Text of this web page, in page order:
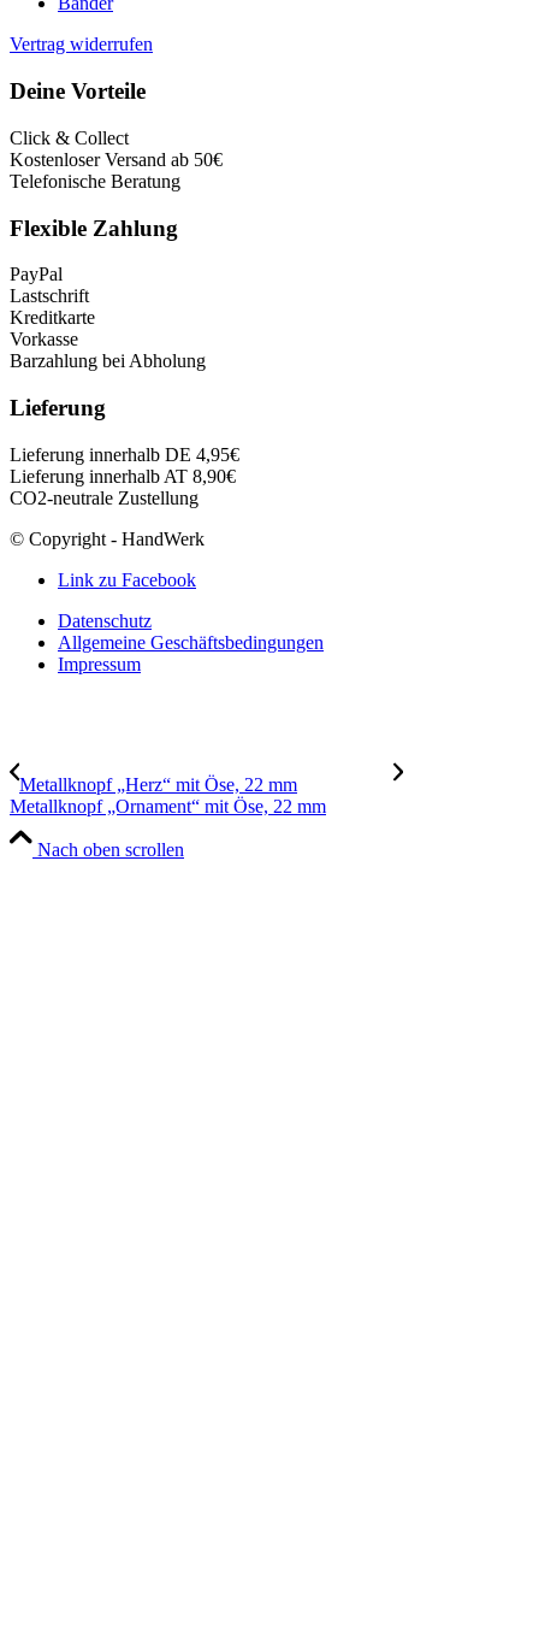
Vertrag widerrufen
Deine Vorteile
Click & Collect
Kostenloser Versand ab 50€
Telefonische Beratung
Flexible Zahlung
PayPal
Lastschrift
Kreditkarte
Vorkasse
Barzahlung bei Abholung
Lieferung
Lieferung innerhalb DE 4,95€
Lieferung innerhalb AT 8,90€
CO2-neutrale Zustellung
© Copyright - HandWerk
Link zu Facebook
Datenschutz
Allgemeine Geschäftsbedingungen
Impressum
Metallknopf „Herz“ mit Öse, 22 mm
Metallknopf „Ornament“ mit Öse, 22 mm
Nach oben scrollen